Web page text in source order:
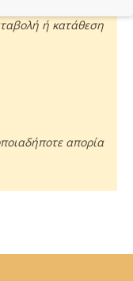
ή κατάθεση
απορία